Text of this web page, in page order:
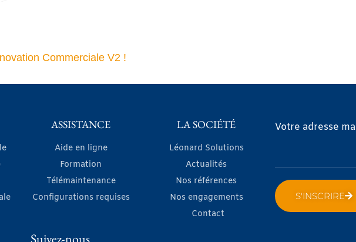
Commerciale V2 !
ASSISTANCE
Aide en ligne
Formation
Télémaintenance
Configurations requises
LA SOCIÉTÉ
Léonard Solutions
Actualités
Nos références
Nos engagements
Contact
Votre adresse
S'INSCRIRE